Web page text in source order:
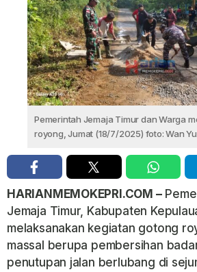
Pemerintah Jemaja Timur dan Warga
royong, Jumat (18/7/2025) foto: Wan
HARIANMEMOKEPRI.COM –
Jemaja Timur, Kabupaten
melaksanakan kegiatan gotong
massal berupa pembersihan
penutupan jalan berlubang di